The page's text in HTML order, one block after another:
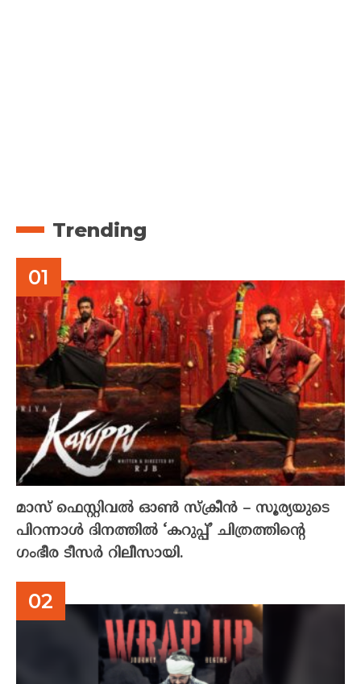
Trending
മാസ് ഫെസ്റ്റിവൽ ഓൺ സ്‌ക്രീൻ – സൂര്യയുടെ
പിറന്നാൾ ദിനത്തിൽ ‘കറുപ്പ്’ ചിത്രത്തിന്റെ
ഗംഭീര ടീസർ റിലീസായി.